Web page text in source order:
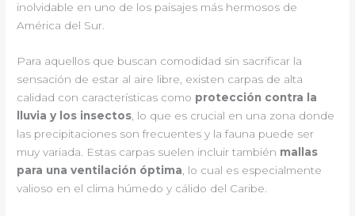
inolvidable en uno de los paisajes más hermosos de
América del Sur.
Para aquellos que buscan comodidad sin sacrificar la
sensación de estar al aire libre, existen carpas de alta
calidad con características como protección contra la
lluvia y los insectos , lo que es crucial en una zona donde
las precipitaciones son frecuentes y la fauna puede ser
muy variada. Estas carpas suelen incluir también mallas
para una ventilación óptima , lo cual es especialmente
valioso en el clima húmedo y cálido del Caribe.